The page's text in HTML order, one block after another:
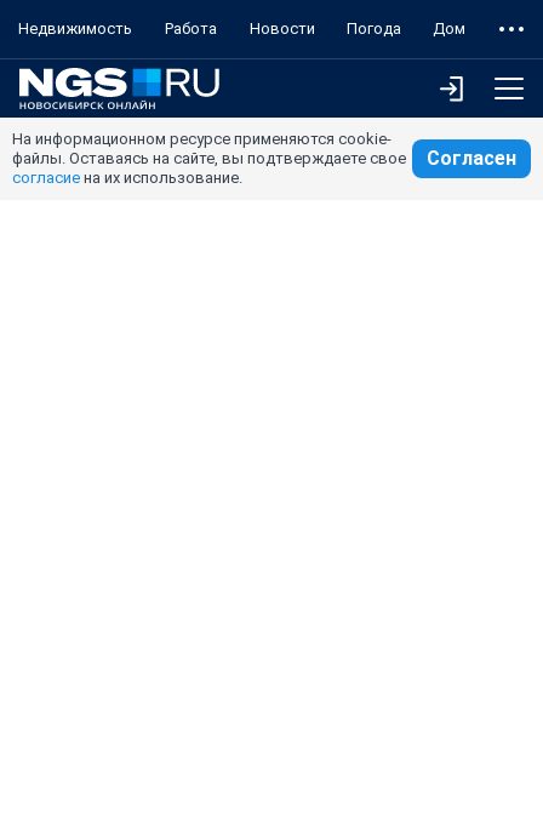
Недвижимость Работа Новости Погода Дом
На информационном ресурсе применяются cookie-
файлы. Оставаясь на сайте, вы подтверждаете свое
согласие на их использование.
Согласен